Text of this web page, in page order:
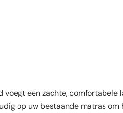
voegt een zachte, comfortabele
op uw bestaande matras om